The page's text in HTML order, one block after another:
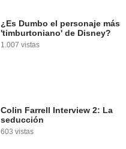
¿Es Dumbo el personaje más
'timburtoniano' de Disney?
1.007 vistas
Colin Farrell Interview 2: La
seducción
603 vistas